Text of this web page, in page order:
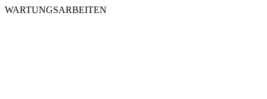
WARTUNGSARBEITEN